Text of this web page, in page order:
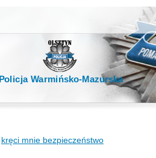
Policja Warmińsko-Mazurska
kręci mnie bezpieczeństwo